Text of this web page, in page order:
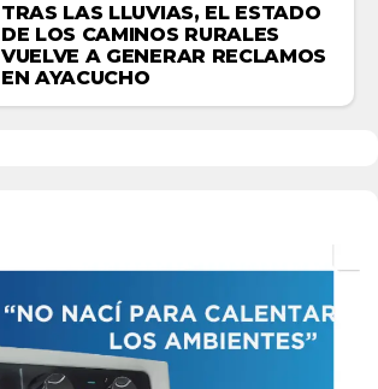
TRAS LAS LLUVIAS, EL ESTADO
DE LOS CAMINOS RURALES
VUELVE A GENERAR RECLAMOS
EN AYACUCHO